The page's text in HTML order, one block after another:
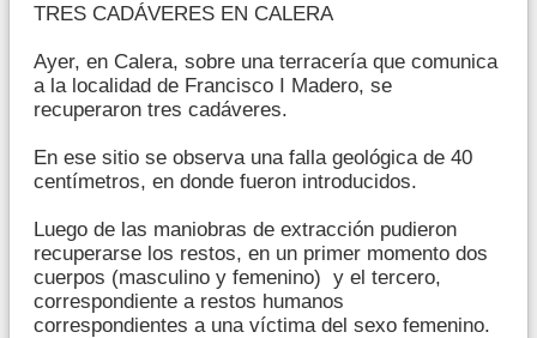
TRES CADÁVERES EN CALERA
Ayer, en Calera, sobre una terracería que comunica
a la localidad de Francisco I Madero, se
recuperaron tres cadáveres.
En ese sitio se observa una falla geológica de 40
centímetros, en donde fueron introducidos.
Luego de las maniobras de extracción pudieron
recuperarse los restos, en un primer momento dos
cuerpos (masculino y femenino) y el tercero,
correspondiente a restos humanos
correspondientes a una víctima del sexo femenino.